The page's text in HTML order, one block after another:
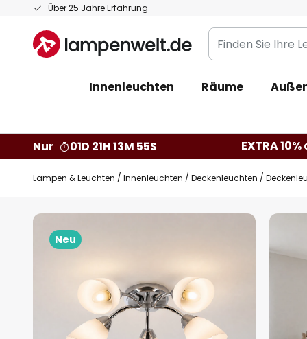
Über 25 Jahre Erfahrung
Zum
springen
Finden
Sie
Leuchte...
Innenleuchten Räume
Nur 01D 21H 13M 54S EXTRA
Lampen & Leuchten Innenleuchten Deckenleuchten
Neu
Zum
Ende